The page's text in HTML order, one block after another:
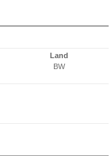
Land
BW